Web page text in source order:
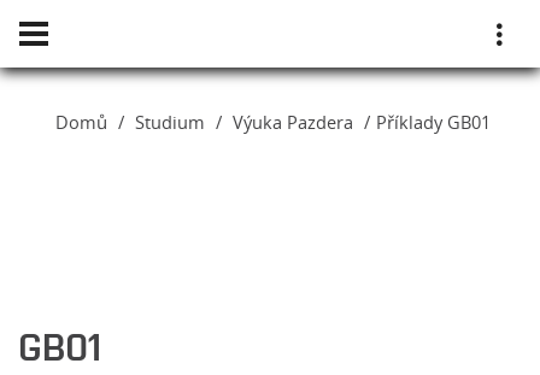
Domů Studium Výuka Pazdera Příklady GB01
GB01